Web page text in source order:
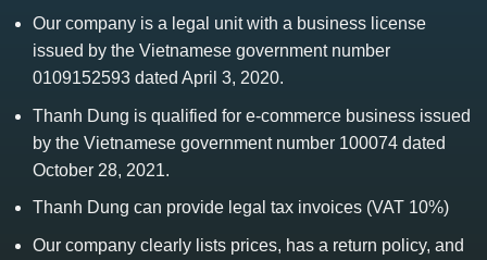
Our company is a legal unit with a business license
issued by the Vietnamese government number
0109152593 dated April 3, 2020.
Thanh Dung is qualified for e-commerce business issued
by the Vietnamese government number 100074 dated
October 28, 2021.
Thanh Dung can provide legal tax invoices (VAT 10%)
Our company clearly lists prices, has a return policy, and